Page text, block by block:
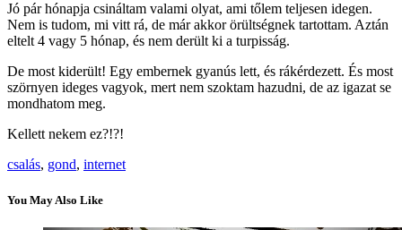
Jó pár hónapja csináltam valami olyat, ami tőlem teljesen idegen.
Nem is tudom, mi vitt rá, de már akkor örültségnek tartottam. Aztán
eltelt 4 vagy 5 hónap, és nem derült ki a turpisság.
De most kiderült! Egy embernek gyanús lett, és rákérdezett. És most
szörnyen ideges vagyok, mert nem szoktam hazudni, de az igazat se
mondhatom meg.
Kellett nekem ez?!?!
csalás, gond, internet
You May Also Like